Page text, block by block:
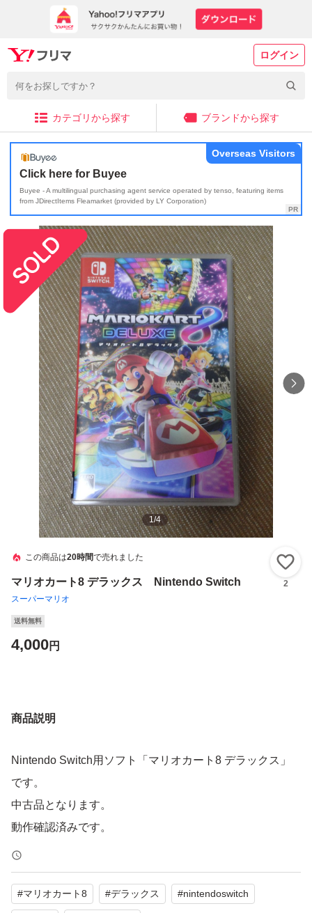
ログイン
カテゴリから探す ブランドから探す
Click here for Buyee
Buyee - A multilingual purchasing agent service operated by tenso, featuring items
from JDirectItems Fleamarket (provided by LY Corporation)
Overseas Visitors
1/4
この商品は20時間で売れました
マリオカート8 デラックス Nintendo Switch
スーパーマリオ
2
送料無料
4,000円
商品説明
Nintendo Switch用ソフト「マリオカート8 デラックス」
です。
中古品となります。
動作確認済みです。
#マリオカート8 #デラックス #nintendoswitch